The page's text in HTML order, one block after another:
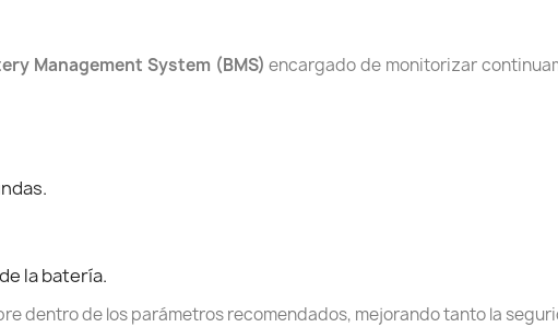
Management System (BMS) encargado de monitorizar
la batería.
dentro de los parámetros recomendados, mejorando tanto la